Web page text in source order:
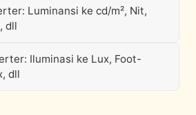
Luminansi ke cd/m², Nit,
dll
Iluminasi ke Lux, Foot-
dll